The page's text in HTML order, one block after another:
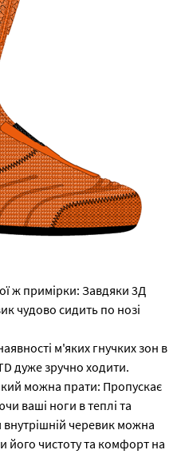
ж примірки: Завдяки 3Д
чудово сидить по нозі
м'яких гнучких зон в
дуже зручно ходити.
можна прати: Пропускає
ваші ноги в теплі та
внутрішній черевик можна
чистоту та комфорт на